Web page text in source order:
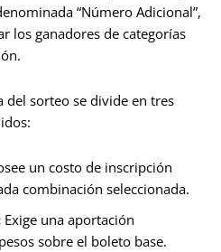
“Número Adicional”,
los ganadores de categorías
del sorteo se divide en tres
un costo de inscripción
combinación seleccionada.
Exige una aportación
sobre el boleto base.